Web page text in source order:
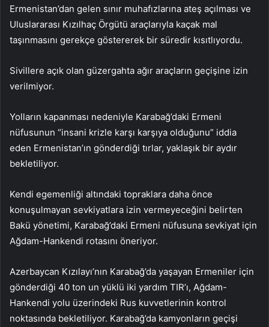
Ermenistan’dan gelen sınır muhafızlarına ateş açılması ve
Uluslararası Kızılhaç Örgütü araçlarıyla kaçak mal
taşınmasını gerekçe göstererek bir süredir kısıtlıyordu.
Sivillere açık olan güzergahta ağır araçların geçişine izin
verilmiyor.
Yolların kapanması nedeniyle Karabağ’daki Ermeni
nüfusunun “insani krizle karşı karşıya olduğunu” iddia
eden Ermenistan’ın gönderdiği tırlar, yaklaşık bir aydır
bekletiliyor.
Kendi egemenliği altındaki topraklara daha önce
konuşulmayan sevkiyatlara izin vermeyeceğini belirten
Bakü yönetimi, Karabağ’daki Ermeni nüfusuna sevkiyat için
Ağdam-Hankendi rotasını öneriyor.
Azerbaycan Kızılayı’nın Karabağ’da yaşayan Ermeniler için
gönderdiği 40 ton un yüklü iki yardım TIR’ı, Ağdam-
Hankendi yolu üzerindeki Rus kuvvetlerinin kontrol
noktasında bekletiliyor. Karabağ’da kamyonların geçişi